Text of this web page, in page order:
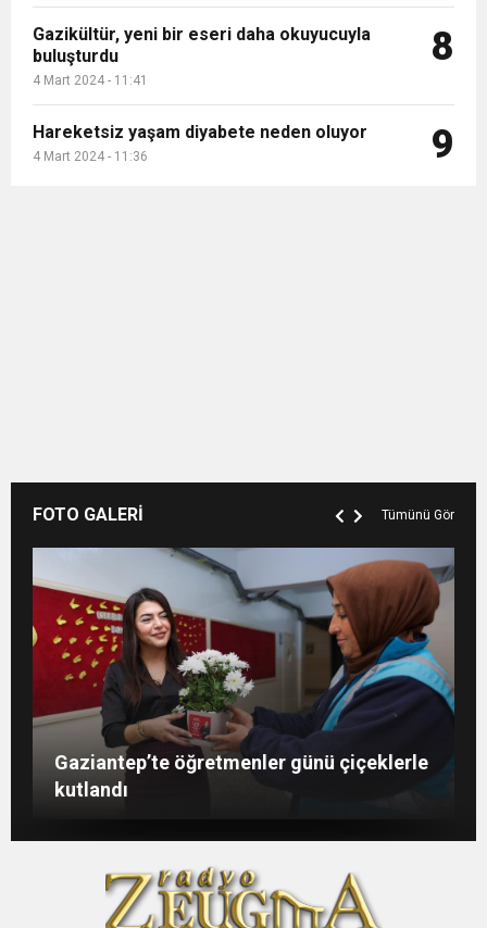
Gazikültür, yeni bir eseri daha okuyucuyla
buluşturdu
4 Mart 2024 - 11:41
8
Hareketsiz yaşam diyabete neden oluyor
4 Mart 2024 - 11:36 9
FOTO GALERİ Tümünü Gör
Konukoğlu: Türkiye ekonomisine 11 farklı
sektörde değer katıyoruz
Gaziantep’te öğretmenler günü çiçeklerle
kutlandı
GAÜN’de gri kod tatbikatı gerçeği
Şahin: “İstikbalimizi şekillendirecek olan
sizlersiniz”